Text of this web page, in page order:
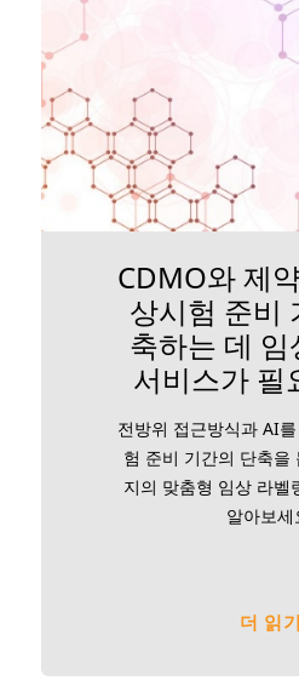
CDMO와 제
상시험 준비
축하는 데 임
서비스가 필
전방위 접근방식과 AI
험 준비 기간의 단축을
지의 맞춤형 임상 라벨
알아보세
더 읽기